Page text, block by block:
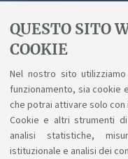
QUESTO SITO
COOKIE
Nel nostro sito
funzionamento, sia cookie
che potrai attivare solo con
Cookie e altri strumenti
analisi statistiche,
istituzionale e analisi dei
Il Master prepara
e sicura delle
nelle strutture
Link